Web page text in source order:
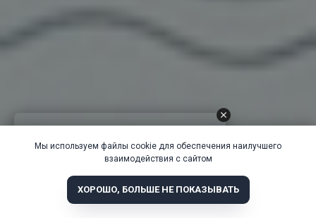
Мы используем файлы cookie для обеспечения наилучшего
взаимодействия с сайтом
ХОРОШО, БОЛЬШЕ НЕ ПОКАЗЫВАТЬ